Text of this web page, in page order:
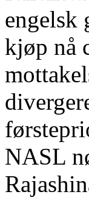
engelsk
kjøp nå
NASL